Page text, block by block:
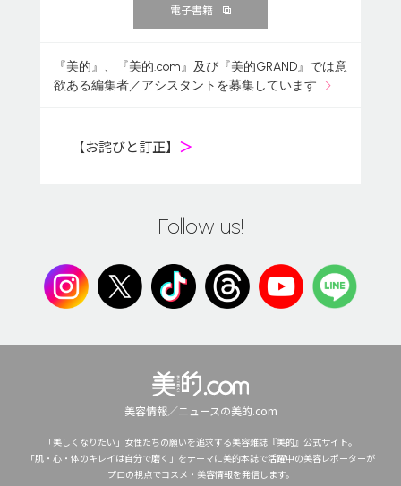
電子書籍
『美的』、『美的.com』及び『美的GRAND』では意
欲ある編集者／アシスタントを募集しています
【お詫びと訂正】 ＞
Follow us!
美容情報／ニュースの美的.com
「美しくなりたい」女性たちの願いを追求する美容雑誌『美的』公式サイト。
「肌・心・体のキレイは自分で磨く」をテーマに美的本誌で活躍中の美容レポーターが
プロの視点でコスメ・美容情報を発信します。